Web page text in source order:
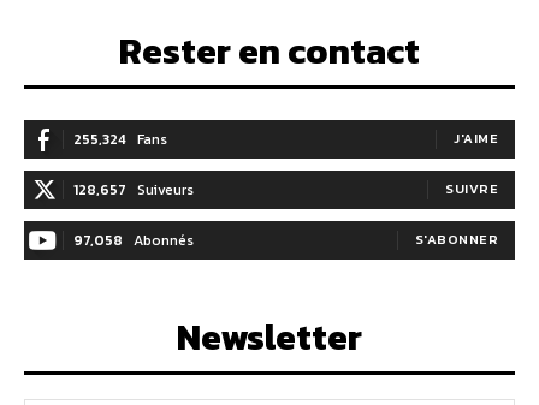
Rester en contact
255,324 Fans J'AIME
128,657 Suiveurs SUIVRE
97,058 Abonnés S'ABONNER
Newsletter